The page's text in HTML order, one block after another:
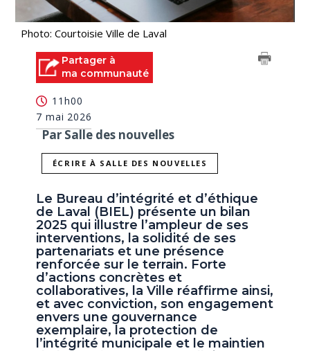
Photo: Courtoisie Ville de Laval
Partager à
ma communauté
11h00
7 mai 2026
Par Salle des nouvelles
ÉCRIRE À SALLE DES NOUVELLES
Le Bureau d’intégrité et d’éthique
de Laval (BIEL) présente un bilan
2025 qui illustre l’ampleur de ses
interventions, la solidité de ses
partenariats et une présence
renforcée sur le terrain. Forte
d’actions concrètes et
collaboratives, la Ville réaffirme ainsi,
et avec conviction, son engagement
envers une gouvernance
exemplaire, la protection de
l’intégrité municipale et le maintien